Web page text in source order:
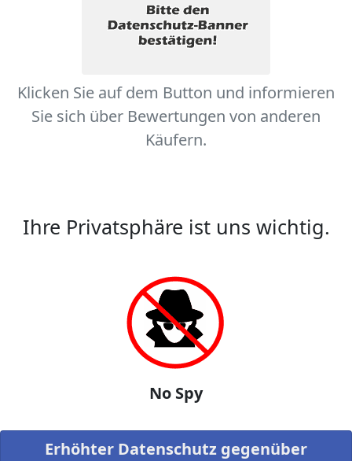
Klicken Sie auf dem Button und informieren
Sie sich über Bewertungen von anderen
Käufern.
Ihre Privatsphäre ist uns wichtig.
No Spy
Erhöhter Datenschutz gegenüber